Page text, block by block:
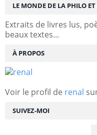
SUIVEZ-MOI
LE MONDE DE LA PHILO ET
Extraits de livres lus,
beaux textes...
À PROPOS
Voir le profil de renal